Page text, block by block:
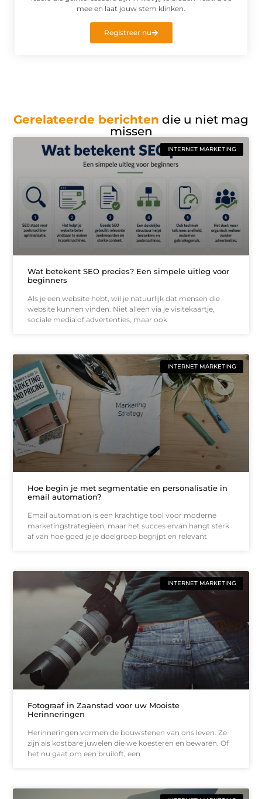
mee en laat jouw stem klinken.
Registreer nu
Gerelateerde berichten die u niet mag
missen
INTERNET MARKETING
Wat betekent SEO precies? Een simpele uitleg voor
beginners
Als je een website hebt, wil je natuurlijk dat mensen die
website kunnen vinden. Niet alleen via je visitekaartje,
sociale media of advertenties, maar ook
INTERNET MARKETING
Hoe begin je met segmentatie en personalisatie in
email automation?
Email automation is een krachtige tool voor moderne
marketingstrategieën, maar het succes ervan hangt sterk
af van hoe goed je je doelgroep begrijpt en relevant
INTERNET MARKETING
Fotograaf in Zaanstad voor uw Mooiste
Herinneringen
Herinneringen vormen de bouwstenen van ons leven. Ze
zijn als kostbare juwelen die we koesteren en bewaren. Of
het nu gaat om een bruiloft, een